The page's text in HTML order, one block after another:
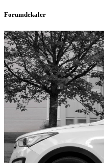
Forumdekaler